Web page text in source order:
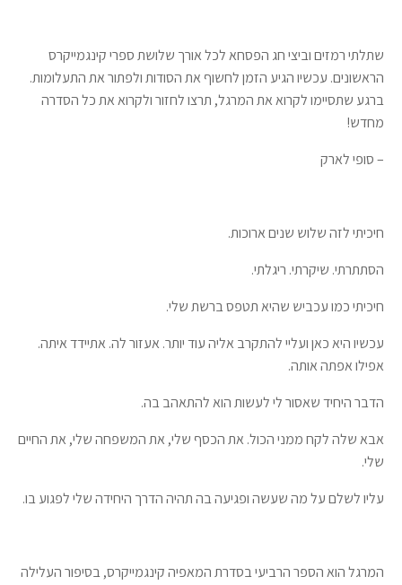
שתלתי רמזים וביצי חג הפסחא לכל אורך שלושת ספרי קינגמייקרס
הראשונים. עכשיו הגיע הזמן לחשוף את הסודות ולפתור את התעלומות.
ברגע שתסיימו לקרוא את המרגל, תרצו לחזור ולקרוא את כל הסדרה
מחדש!
– סופי לארק
חיכיתי לזה שלוש שנים ארוכות.
הסתתרתי. שיקרתי. ריגלתי.
חיכיתי כמו עכביש שהיא תטפס ברשת שלי.
עכשיו היא כאן ועליי להתקרב אליה עוד יותר. אעזור לה. אתיידד איתה.
אפילו אפתה אותה.
הדבר היחיד שאסור לי לעשות הוא להתאהב בה.
אבא שלה לקח ממני הכול. את הכסף שלי, את המשפחה שלי, את החיים
שלי.
עליו לשלם על מה שעשה ופגיעה בה תהיה הדרך היחידה שלי לפגוע בו.
המרגל הוא הספר הרביעי בסדרת המאפיה קינגמייקרס, בסיפור העלילה